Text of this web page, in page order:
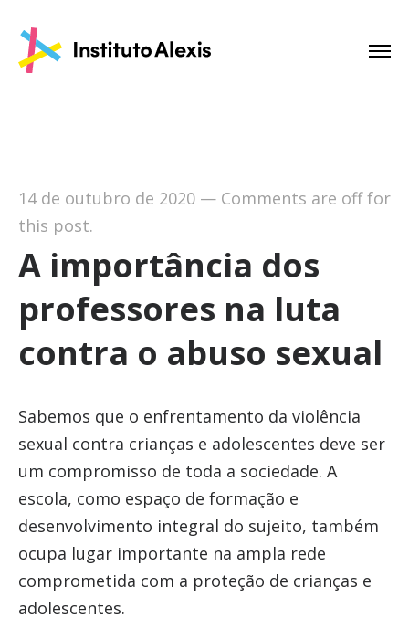
14 de outubro de 2020— Comments are off for
this post.
A importância dos
professores na luta
contra o abuso sexual
Sabemos que o enfrentamento da violência
sexual contra crianças e adolescentes deve ser
um compromisso de toda a sociedade. A
escola, como espaço de formação e
desenvolvimento integral do sujeito, também
ocupa lugar importante na ampla rede
comprometida com a proteção de crianças e
adolescentes.